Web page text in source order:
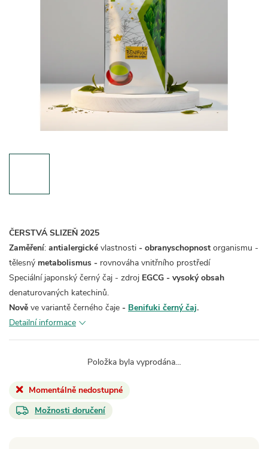
ČERSTVÁ SLIZEŇ 2025
Zaměření: antialergické vlastnosti - obranyschopnost organismu -
tělesný metabolismus - rovnováha vnitřního prostředí
Speciální japonský černý čaj - zdroj EGCG - vysoký obsah
denaturovaných katechinů.
Nově ve variantě černého čaje - Benifuki černý čaj.
Detailní informace
Položka byla vyprodána…
Momentálně nedostupné
Možnosti doručení